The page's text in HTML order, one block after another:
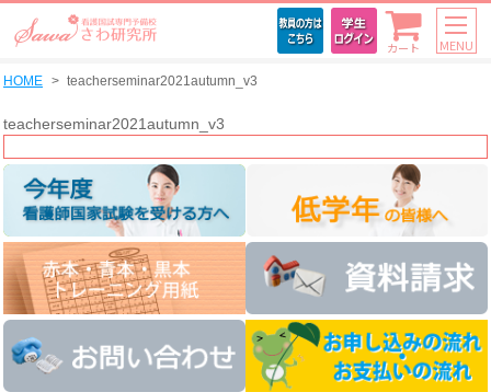
カート MENU
HOME teacherseminar2021autumn_v3
teacherseminar2021autumn_v3